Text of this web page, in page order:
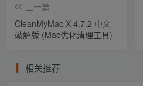
Server）的窗口大小时屏幕
解决了 Parallels Tools 无法
解决了 Parallels Tools 反复
上一篇
CleanMyMac X 4.7.2 中文
破解版 (Mac优化清理工具)
相关推荐